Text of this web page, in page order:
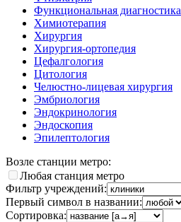
Функциональная диагностика
Химиотерапия
Хирургия
Хирургия-ортопедия
Цефалгология
Цитология
Челюстно-лицевая хирургия
Эмбриология
Эндокринология
Эндоскопия
Эпилептология
Возле станции метро:
Любая станция метро
Фильтр учреждений:
Первый символ в названии:
Сортировка: